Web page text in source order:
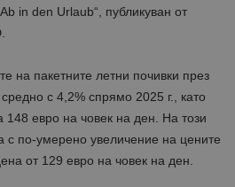
in den Urlaub“, публикуван от
на пакетните летни почивки през
с 4,2% спрямо 2025 г., като
148 евро на човек на ден. На този
с по-умерено увеличение на цените
от 129 евро на човек на ден.